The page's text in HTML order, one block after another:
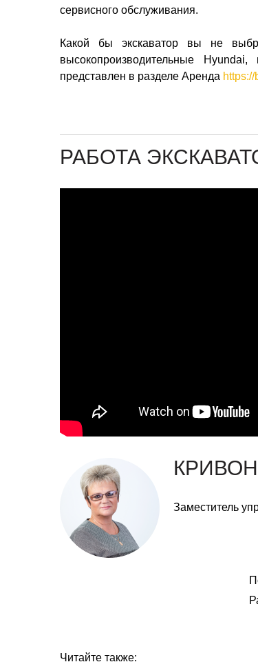
сервисного обслуживания.
Какой бы экскаватор вы не
высокопроизводительные
представлен в разделе Аренда
РАБОТА
Заместитель
Читайте также: